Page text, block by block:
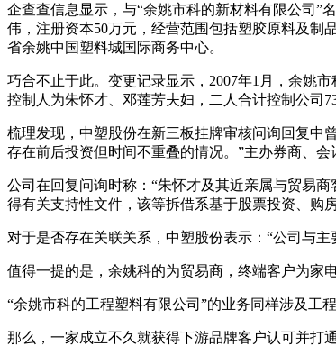
企查查信息显示，与“余姚市科的新材料有限公司”
伟，注册资本50万元，经营范围包括塑胶原料及制
省余姚中国塑料城国际商务中心。
巧合不止于此。变更记录显示，2007年1月，余姚
控制人为朱怀才、邓莲芳夫妇，二人合计控制公司
梳理发现，中塑股份在新三板挂牌审核问询回复中
存在前后投资但时间不重叠的情况。”主办券商、
公司在回复问询时称：“朱怀才及其近亲属与贸易
得有关支持性文件，该等拆借系基于股票投资、购
对于是否存在关联关系，中塑股份表示：“公司与
值得一提的是，余姚科的为贸易商，终端客户为家
“余姚市科的工程塑料有限公司”的业务同样涉及工
那么，一家成立不久就获得下游品牌客户认可并打